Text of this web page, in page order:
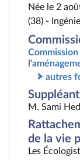
Née le 2
(38) -
autres
Suppléant
M. Sami
de la vie
Les